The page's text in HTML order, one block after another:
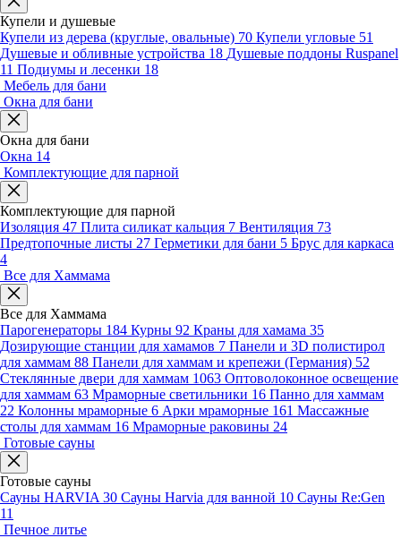
Купели и душевые
Купели из дерева (круглые, овальные) 70 Купели угловые 51
Душевые и обливные устройства 18 Душевые поддоны Ruspanel
11 Подиумы и лесенки 18
Мебель для бани
Окна для бани
Окна для бани
Окна 14
Комплектующие для парной
Комплектующие для парной
Изоляция 47 Плита силикат кальция 7 Вентиляция 73
Предтопочные листы 27 Герметики для бани 5 Брус для каркаса
4
Все для Хаммама
Все для Хаммама
Парогенераторы 184 Курны 92 Краны для хамама 35
Дозирующие станции для хамамов 7 Панели и 3D полистирол
для хаммам 88 Панели для хаммам и крепежи (Германия) 52
Стеклянные двери для хаммам 1063 Оптоволоконное освещение
для хаммам 63 Мраморные светильники 16 Панно для хаммам
22 Колонны мраморные 6 Арки мраморные 161 Массажные
столы для хаммам 16 Мраморные раковины 24
Готовые сауны
Готовые сауны
Сауны HARVIA 30 Сауны Harvia для ванной 10 Сауны Re:Gen
11
Печное литье